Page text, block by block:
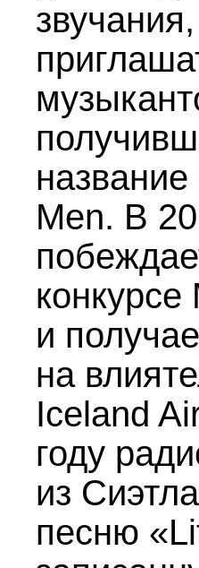
Men. В
и
на
Iceland
году
из
песню